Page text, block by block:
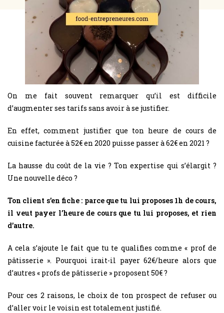
On me fait souvent remarquer qu’il est difficile
d’augmenter ses tarifs sans avoir à se justifier.
En effet, comment justifier que ton heure de cours de
cuisine facturée à 52€ en 2020 puisse passer à 62€ en 2021 ?
La hausse du coût de la vie ? Ton expertise qui s’élargit ?
Une nouvelle déco ?
Ton client s’en fiche : parce que tu lui proposes 1h de cours,
il veut payer l’heure de cours que tu lui proposes, et rien
d’autre.
A cela s’ajoute le fait que tu te qualifies comme « prof de
pâtisserie ». Pourquoi irait-il payer 62€/heure alors que
d’autres « profs de pâtisserie » proposent 50€ ?
Pour ces 2 raisons, le choix de ton prospect de refuser ou
d’aller voir le voisin est totalement justifié.